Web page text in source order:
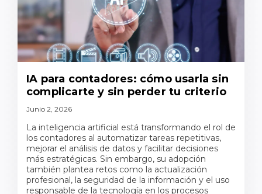
IA para contadores: cómo usarla sin
complicarte y sin perder tu criterio
Junio 2, 2026
La inteligencia artificial está transformando el rol de
los contadores al automatizar tareas repetitivas,
mejorar el análisis de datos y facilitar decisiones
más estratégicas. Sin embargo, su adopción
también plantea retos como la actualización
profesional, la seguridad de la información y el uso
responsable de la tecnología en los procesos